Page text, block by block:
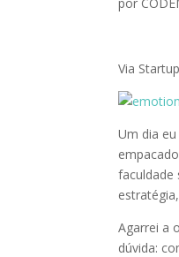
Via
Um dia
faculdade
Agarrei a
dúvida: